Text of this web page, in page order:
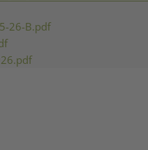
26-B.pdf